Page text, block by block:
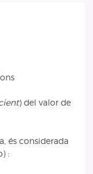
) del valor de
és considerada
: